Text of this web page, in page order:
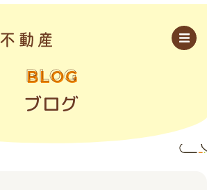
BLOG
ブログ